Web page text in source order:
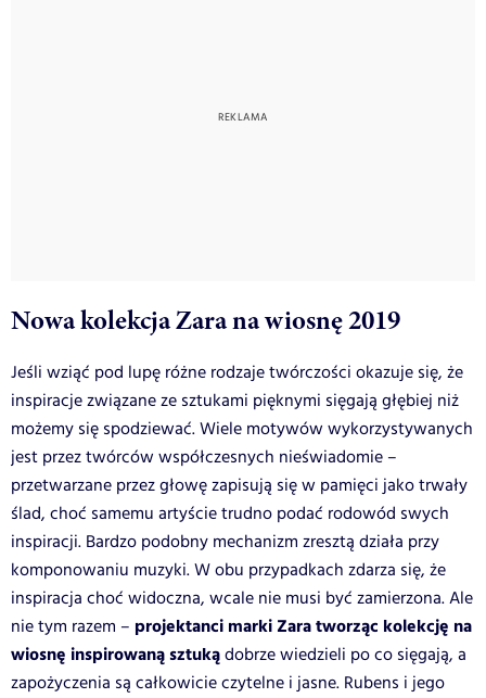
Nowa kolekcja Zara na wiosnę 2019
Jeśli wziąć pod lupę różne rodzaje twórczości okazuje się, że
inspiracje związane ze sztukami pięknymi sięgają głębiej niż
możemy się spodziewać. Wiele motywów wykorzystywanych
jest przez twórców współczesnych nieświadomie –
przetwarzane przez głowę zapisują się w pamięci jako trwały
ślad, choć samemu artyście trudno podać rodowód swych
inspiracji. Bardzo podobny mechanizm zresztą działa przy
komponowaniu muzyki. W obu przypadkach zdarza się, że
inspiracja choć widoczna, wcale nie musi być zamierzona. Ale
nie tym razem – projektanci marki Zara tworząc kolekcję na
wiosnę inspirowaną sztukądobrze wiedzieli po co sięgają, a
zapożyczenia są całkowicie czytelne i jasne. Rubens i jego